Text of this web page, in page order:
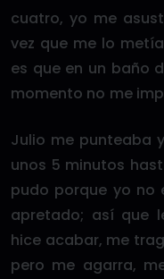
cuatro, yo me
vez que me lo
es que en un baño
momento no me
Julio me punteaba
unos 5 minutos
pudo porque yo no
apretado; así que
hice acabar, me
pero me agarra,